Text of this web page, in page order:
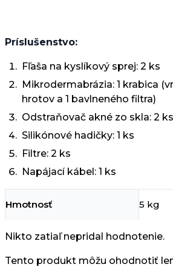
Príslušenstvo:
Fľaša na kyslíkový sprej: 2 ks
Mikrodermabrázia: 1 krabica
hrotov a 1 bavlneného filtra)
Odstraňovač akné zo skla: 2 ks
Silikónové hadičky: 1 ks
Filtre: 2 ks
Napájací kábel: 1 ks
Hmotnosť 5 kg
Nikto zatiaľ nepridal hodnotenie.
Tento produkt môžu ohodnotiť